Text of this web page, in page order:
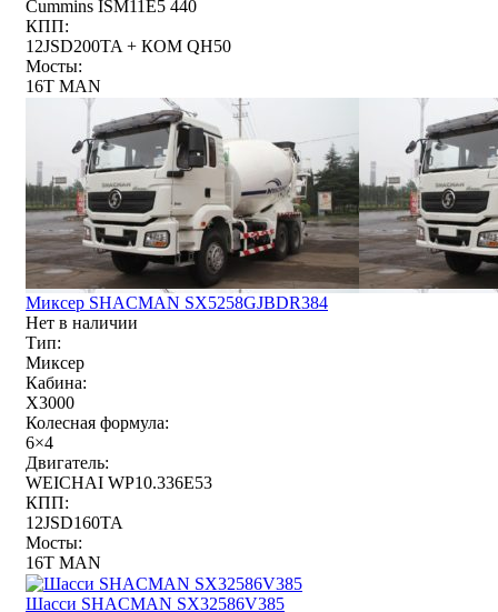
Cummins ISM11E5 440
КПП:
12JSD200TA + КОМ QH50
Мосты:
16T MAN
Миксер SHACMAN SX5258GJBDR384
Нет в наличии
Тип:
Миксер
Кабина:
X3000
Колесная формула:
6×4
Двигатель:
WEICHAI WP10.336E53
КПП:
12JSD160TA
Мосты:
16T MAN
Шасси SHACMAN SX32586V385